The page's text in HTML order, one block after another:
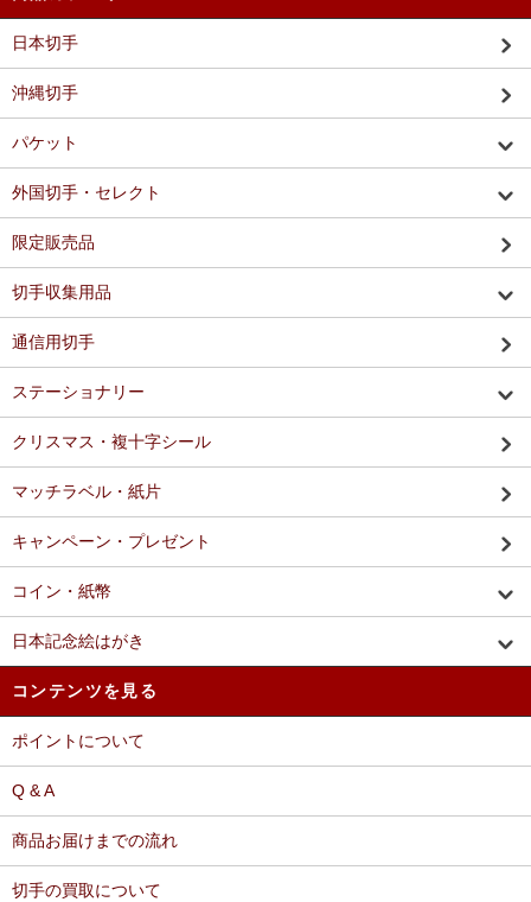
日本切手
沖縄切手
パケット
外国切手・セレクト
限定販売品
切手収集用品
通信用切手
ステーショナリー
クリスマス・複十字シール
マッチラベル・紙片
キャンペーン・プレゼント
コイン・紙幣
日本記念絵はがき
コンテンツを見る
ポイントについて
Q & A
商品お届けまでの流れ
切手の買取について